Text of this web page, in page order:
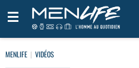
MENLIFE VIDÉOS